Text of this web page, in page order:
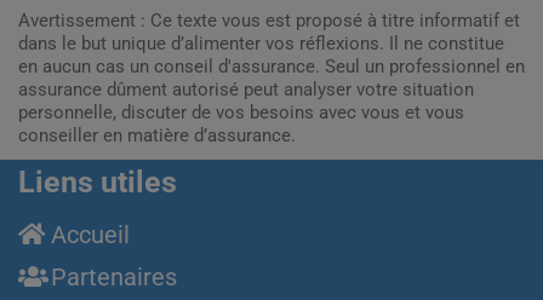
Avertissement : Ce texte vous est proposé à titre informatif et
dans le but unique d’alimenter vos réflexions. Il ne constitue
en aucun cas un conseil d'assurance. Seul un professionnel en
assurance dûment autorisé peut analyser votre situation
personnelle, discuter de vos besoins avec vous et vous
conseiller en matière d’assurance.
Liens utiles
Accueil
Partenaires